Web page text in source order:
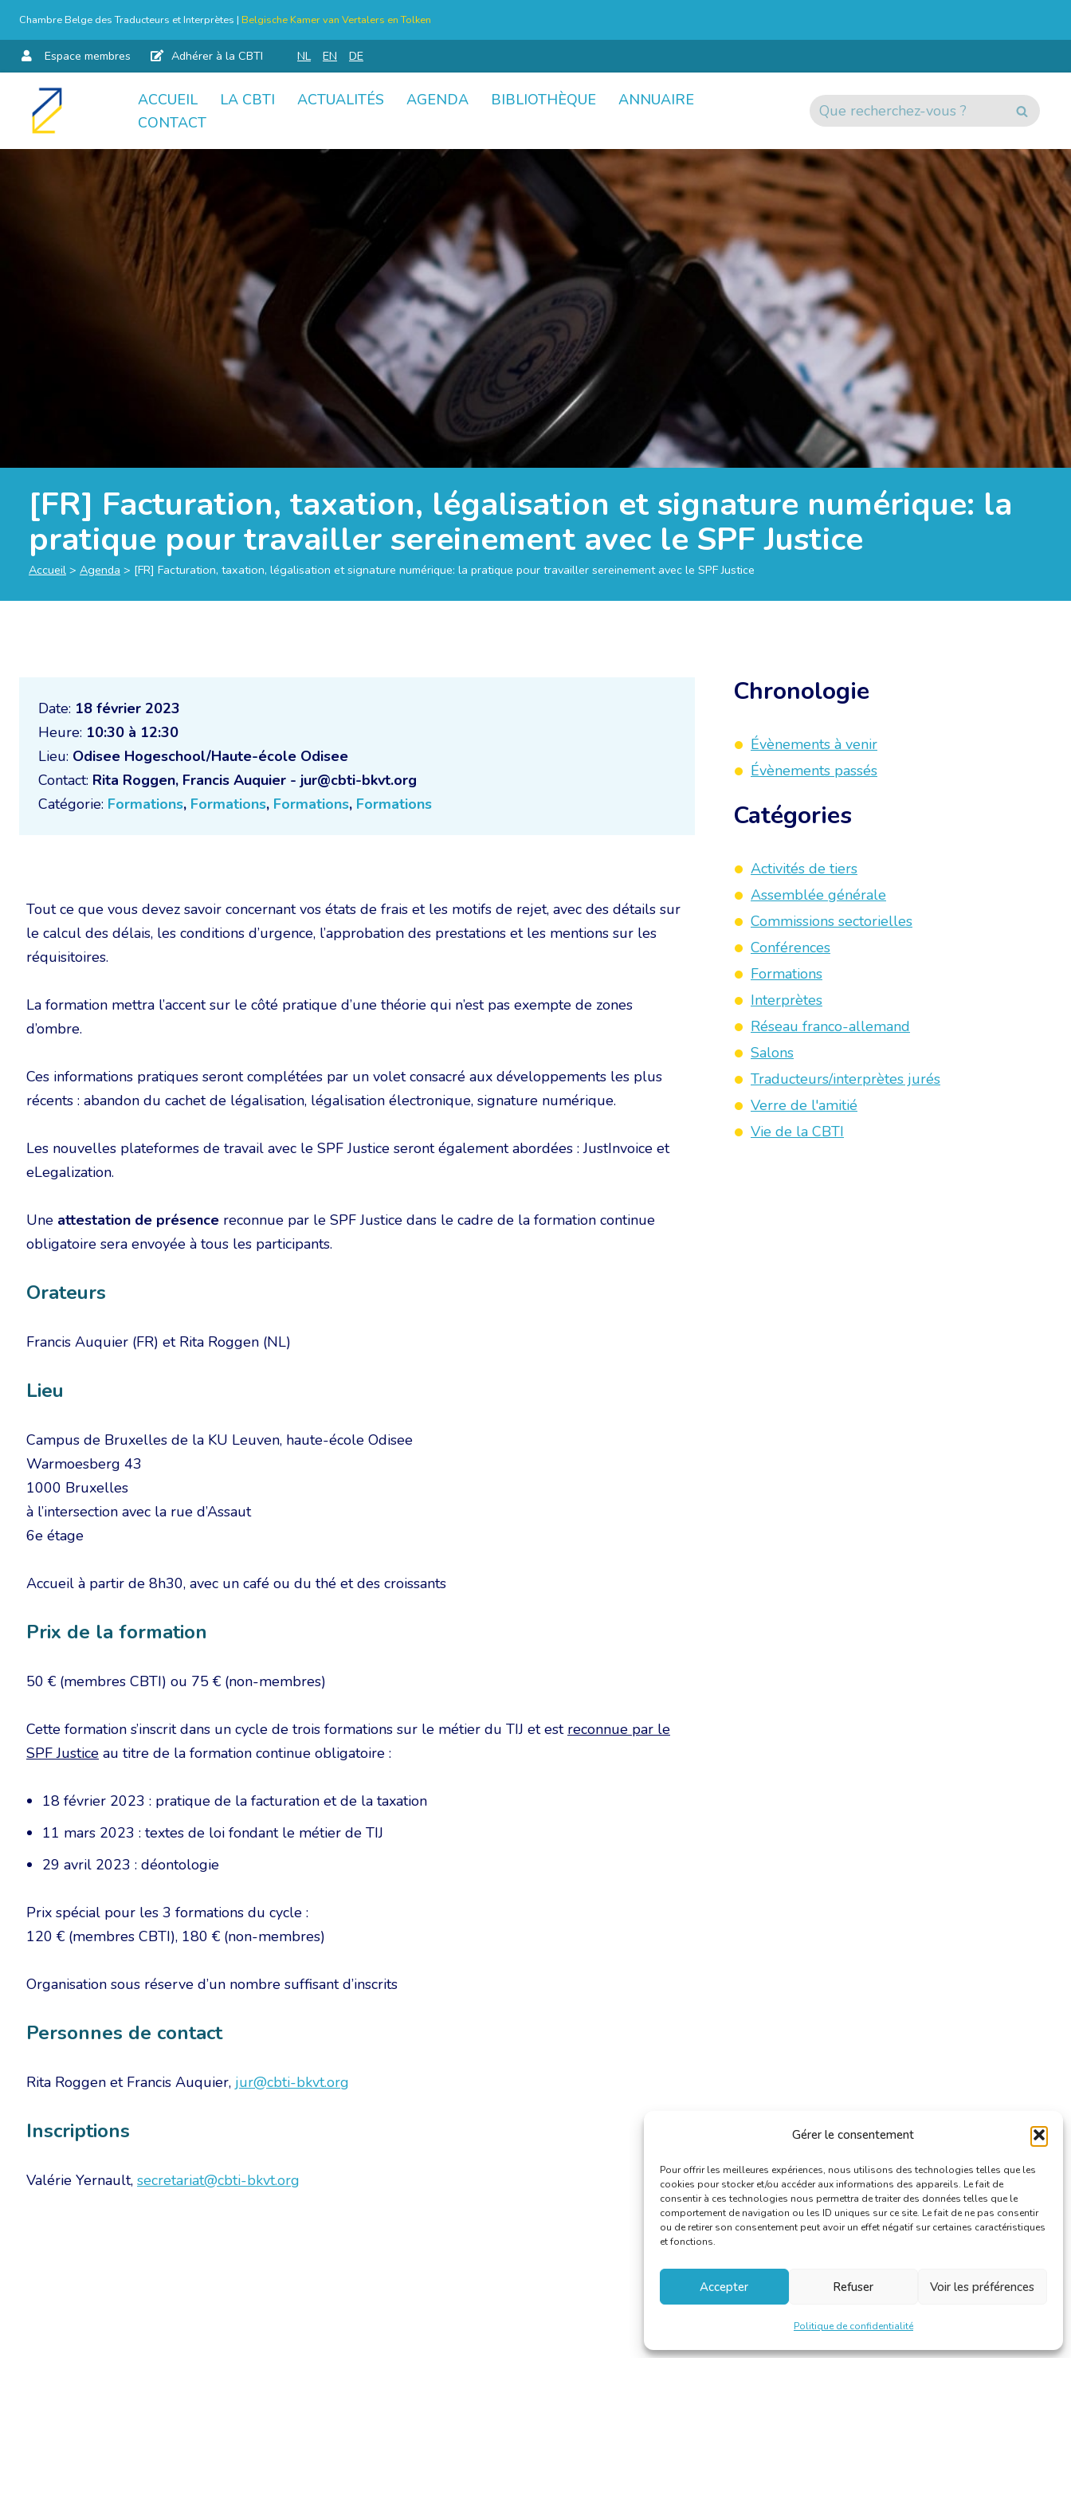
Gérer le consentement
Pour offrir les meilleures expériences, nous utilisons des technologies telles que les
cookies pour stocker et/ou accéder aux informations des appareils. Le fait de
consentir à ces technologies nous permettra de traiter des données telles que le
comportement de navigation ou les ID uniques sur ce site. Le fait de ne pas consentir
ou de retirer son consentement peut avoir un effet négatif sur certaines caractéristiques
et fonctions.
Accepter Refuser Voir les préférences
Politique de confidentialité
Chambre Belge des Traducteurs et Interprètes | Belgische Kamer van Vertalers en Tolken
Espace membres Adhérer à la CBTI NL EN DE
Aller
ACCUEIL LA CBTI ACTUALITÉS AGENDA BIBLIOTHÈQUE
ANNUAIRE
CONTACT
[FR] Facturation, taxation, légalisation et signature numérique: la
pratique pour travailler sereinement avec le SPF Justice
Accueil > Agenda > [FR] Facturation, taxation, légalisation et signature numérique: la pratique pour travailler sereinement avec le SPF Justice
Date: 18 février 2023
Heure: 10:30 à 12:30
Lieu: Odisee Hogeschool/Haute-école Odisee
Contact: Rita Roggen, Francis Auquier - jur@cbti-bkvt.org
Catégorie: Formations, Formations, Formations, Formations
Tout ce que vous devez savoir concernant vos états de frais et les motifs de rejet, avec des détails sur
le calcul des délais, les conditions d’urgence, l’approbation des prestations et les mentions sur les
réquisitoires.
La formation mettra l’accent sur le côté pratique d’une théorie qui n’est pas exempte de zones
d’ombre.
Ces informations pratiques seront complétées par un volet consacré aux développements les plus
récents : abandon du cachet de légalisation, légalisation électronique, signature numérique.
Les nouvelles plateformes de travail avec le SPF Justice seront également abordées : JustInvoice et
eLegalization.
Une attestation de présence reconnue par le SPF Justice dans le cadre de la formation continue
obligatoire sera envoyée à tous les participants.
Orateurs
Francis Auquier (FR) et Rita Roggen (NL)
Lieu
Campus de Bruxelles de la KU Leuven, haute-école Odisee
Warmoesberg 43
1000 Bruxelles
à l’intersection avec la rue d’Assaut
6e étage
Accueil à partir de 8h30, avec un café ou du thé et des croissants
Prix de la formation
50 € (membres CBTI) ou 75 € (non-membres)
Cette formation s’inscrit dans un cycle de trois formations sur le métier du TIJ et est reconnue par le
SPF Justice au titre de la formation continue obligatoire :
18 février 2023 : pratique de la facturation et de la taxation
11 mars 2023 : textes de loi fondant le métier de TIJ
29 avril 2023 : déontologie
Prix spécial pour les 3 formations du cycle :
120 € (membres CBTI), 180 € (non-membres)
Organisation sous réserve d’un nombre suffisant d’inscrits
Personnes de contact
Rita Roggen et Francis Auquier, jur@cbti-bkvt.org
Inscriptions
Valérie Yernault, secretariat@cbti-bkvt.org
Chronologie
Évènements à venir
Évènements passés
Catégories
Activités de tiers
Assemblée générale
Commissions sectorielles
Conférences
Formations
Interprètes
Réseau franco-allemand
Salons
Traducteurs/interprètes jurés
Verre de l'amitié
Vie de la CBTI